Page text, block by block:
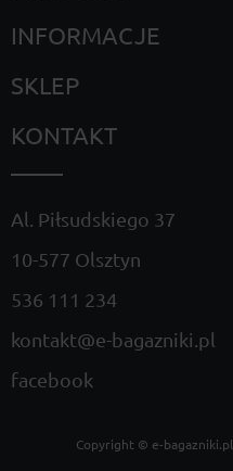
INFORMACJE
SKLEP
KONTAKT
Al. Piłsudskiego 37
10-577 Olsztyn
536 111 234
kontakt@e-bagazniki.pl
facebook
Copyright © e-bagazniki.pl